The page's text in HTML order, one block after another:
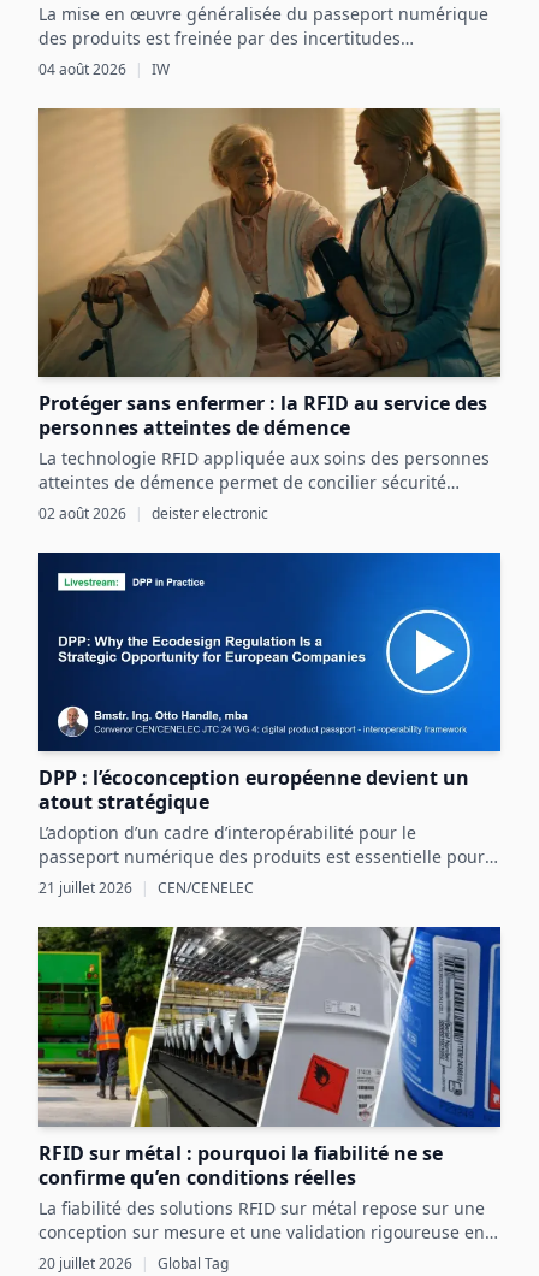
La mise en œuvre généralisée du passeport numérique
des produits est freinée par des incertitudes
réglementaires, des défis techniques et des coûts
initiaux élevés, malgré ses avantages potentiels pour
l’économie circulaire.
04 août 2026 | IW
Protéger sans enfermer : la RFID au service des
personnes atteintes de démence
La technologie RFID appliquée aux soins des personnes
atteintes de démence permet de concilier sécurité
renforcée et liberté individuelle par une détection
précoce et ciblée des risques.
02 août 2026 | deister electronic
DPP : l’écoconception européenne devient un
atout stratégique
L’adoption d’un cadre d’interopérabilité pour le
passeport numérique des produits est essentielle pour
structurer les données produit et exploiter les
opportunités réglementaires et commerciales en
Europe.
21 juillet 2026 | CEN/CENELEC
RFID sur métal : pourquoi la fiabilité ne se
confirme qu’en conditions réelles
La fiabilité des solutions RFID sur métal repose sur une
conception sur mesure et une validation rigoureuse en
conditions réelles, intégrant pleinement les contraintes
20 juillet 2026 | Global Tag